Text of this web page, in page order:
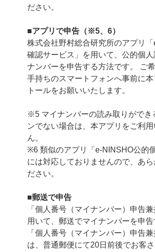
ださい。
■アプリで申告（※5、6）
株式会社野村総合研究所のアプリ「
確認サービス」を用いて、公的個
ナンバーを申告する方法です。 ご
手持ちのスマートフォンへ事前に
トールをお願いいたします。
※5 マイナンバーの読み取りができ
ンでない場合は、本アプリをご利
ん。
※6 類似のアプリ「e-NINSHO公的
には対応しておりませんので、あら
ださい。
■郵送で申告
「個人番号（マイナンバー）申告
用いて、郵送でマイナンバーを申告
「個人番号（マイナンバー）申告兼
は、普通郵便にて20日前後でお客